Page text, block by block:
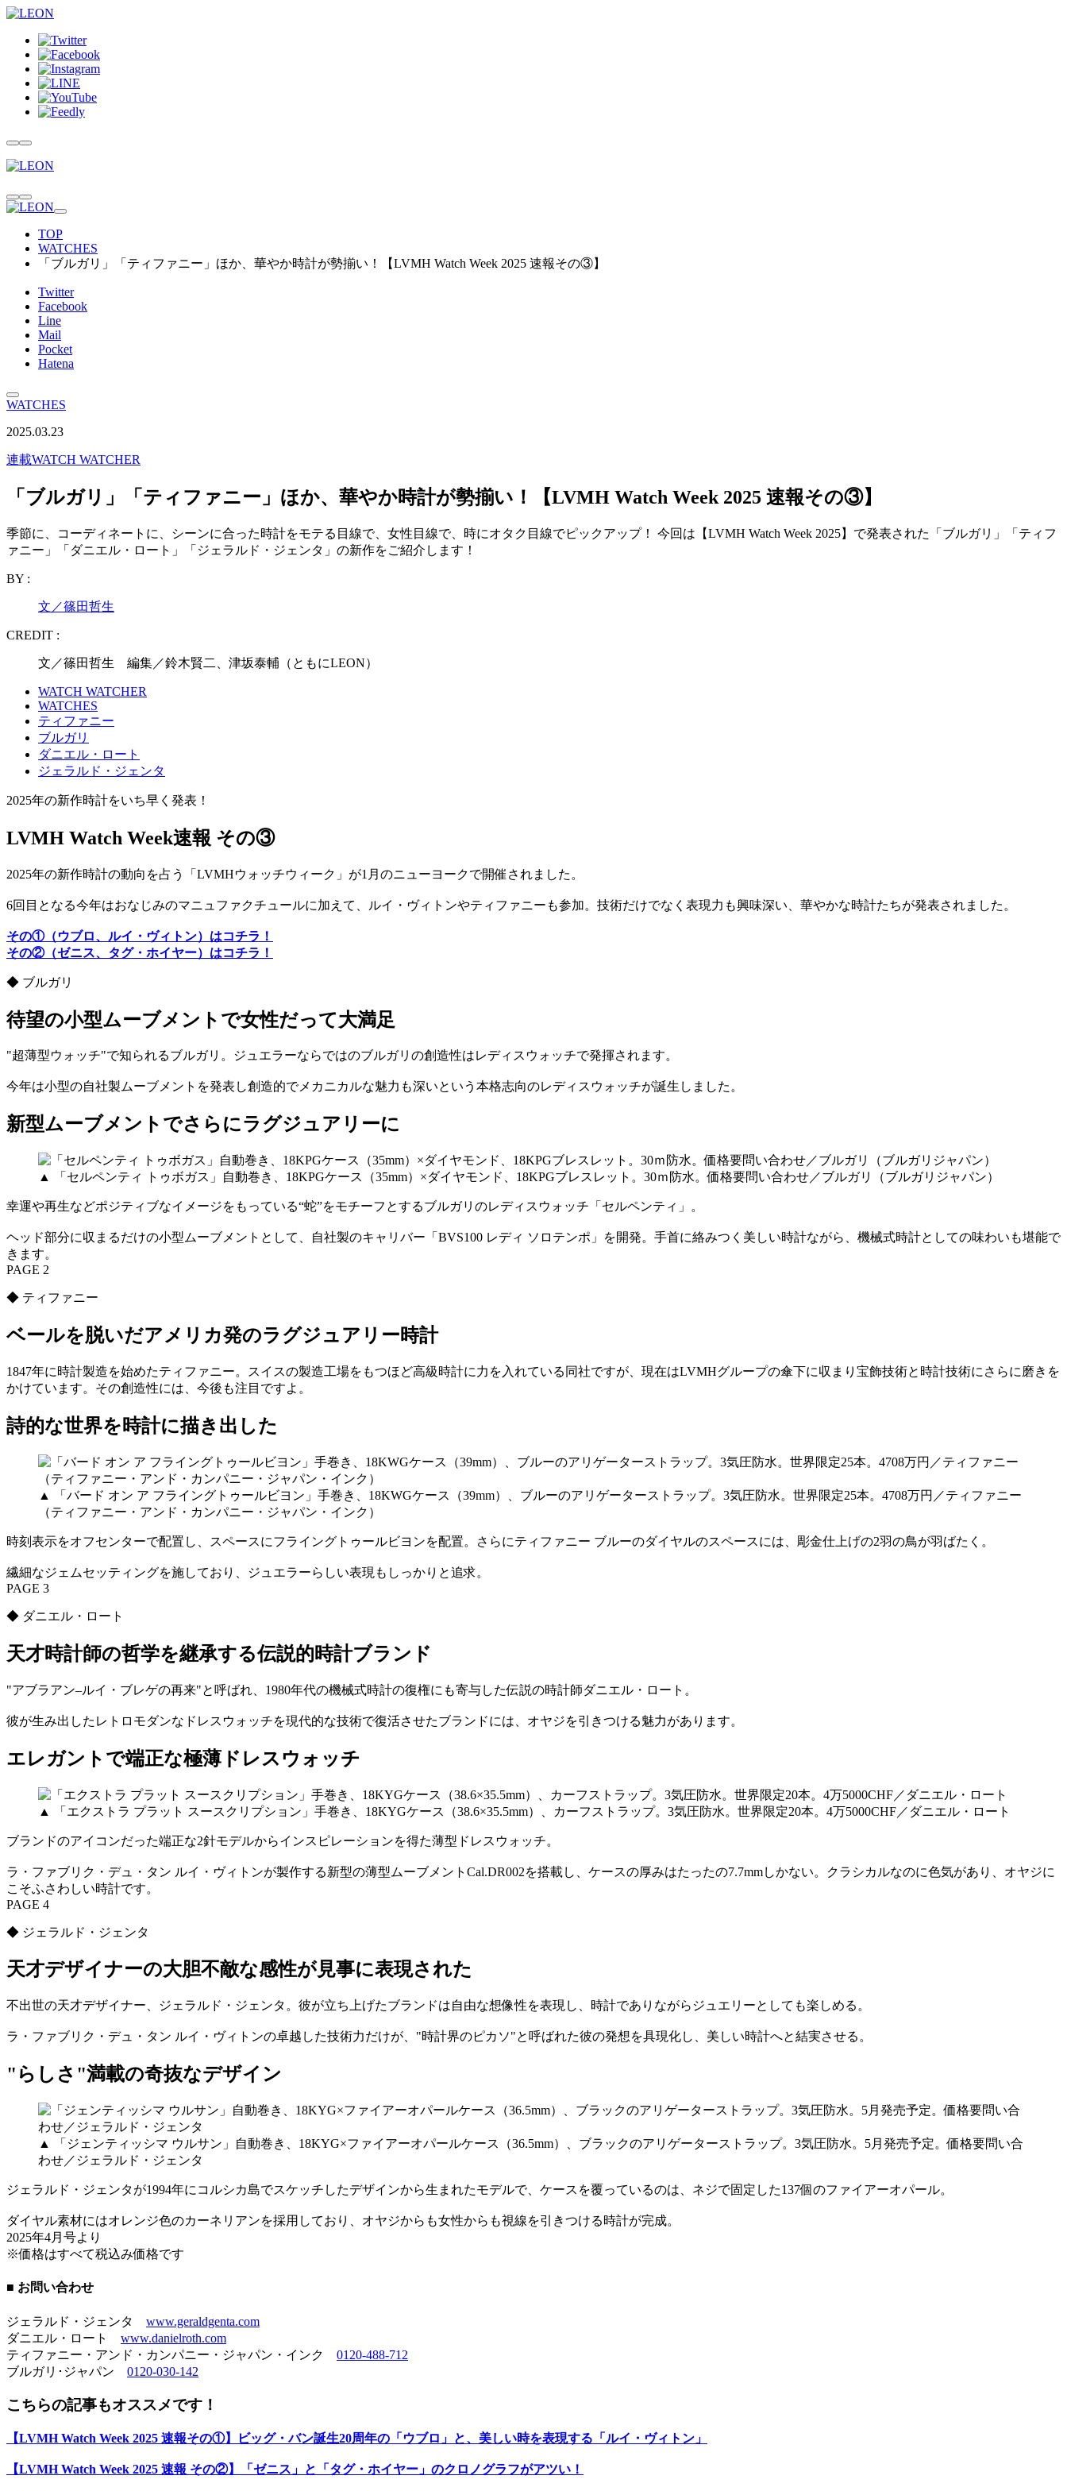
TOP
WATCHES
「ブルガリ」「ティファニー」ほか、華やか時計が勢揃い！【LVMH Watch Week 2025 速報その③】
Twitter
Facebook
Line
Mail
Pocket
Hatena
WATCHES
2025.03.23
連載WATCH WATCHER
「ブルガリ」「ティファニー」ほか、華やか時計が勢揃い！【LVMH Watch Week 2025 速報その③】
季節に、コーディネートに、シーンに合った時計をモテる目線で、女性目線で、時にオタク目線でピックアップ！ 今回は【LVMH Watch Week 2025】で発表された「ブルガリ」「ティフ
ァニー」「ダニエル・ロート」「ジェラルド・ジェンタ」の新作をご紹介します！
BY :
文／篠田哲生
CREDIT :
文／篠田哲生 編集／鈴木賢二、津坂泰輔（ともにLEON）
WATCH WATCHER
WATCHES
ティファニー
ブルガリ
ダニエル・ロート
ジェラルド・ジェンタ
2025年の新作時計をいち早く発表！
LVMH Watch Week速報 その③
2025年の新作時計の動向を占う「LVMHウォッチウィーク」が1月のニューヨークで開催されました。
6回目となる今年はおなじみのマニュファクチュールに加えて、ルイ・ヴィトンやティファニーも参加。技術だけでなく表現力も興味深い、華やかな時計たちが発表されました。
その①（ウブロ、ルイ・ヴィトン）はコチラ！
その②（ゼニス、タグ・ホイヤー）はコチラ！
◆ ブルガリ
待望の小型ムーブメントで女性だって大満足
"超薄型ウォッチ"で知られるブルガリ。ジュエラーならではのブルガリの創造性はレディスウォッチで発揮されます。
今年は小型の自社製ムーブメントを発表し創造的でメカニカルな魅力も深いという本格志向のレディスウォッチが誕生しました。
新型ムーブメントでさらにラグジュアリーに
▲ 「セルペンティ トゥボガス」自動巻き、18KPGケース（35mm）×ダイヤモンド、18KPGブレスレット。30ｍ防水。価格要問い合わせ／ブルガリ（ブルガリジャパン）
幸運や再生などポジティブなイメージをもっている“蛇”をモチーフとするブルガリのレディスウォッチ「セルペンティ」。
ヘッド部分に収まるだけの小型ムーブメントとして、自社製のキャリバー「BVS100 レディ ソロテンポ」を開発。手首に絡みつく美しい時計ながら、機械式時計としての味わいも堪能で
きます。
PAGE 2
◆ ティファニー
ベールを脱いだアメリカ発のラグジュアリー時計
1847年に時計製造を始めたティファニー。スイスの製造工場をもつほど高級時計に力を入れている同社ですが、現在はLVMHグループの傘下に収まり宝飾技術と時計技術にさらに磨きを
かけています。その創造性には、今後も注目ですよ。
詩的な世界を時計に描き出した
▲ 「バード オン ア フライングトゥールビヨン」手巻き、18KWGケース（39mm）、ブルーのアリゲーターストラップ。3気圧防水。世界限定25本。4708万円／ティファニー
（ティファニー・アンド・カンパニー・ジャパン・インク）
時刻表示をオフセンターで配置し、スペースにフライングトゥールビヨンを配置。さらにティファニー ブルーのダイヤルのスペースには、彫金仕上げの2羽の鳥が羽ばたく。
繊細なジェムセッティングを施しており、ジュエラーらしい表現もしっかりと追求。
PAGE 3
◆ ダニエル・ロート
天才時計師の哲学を継承する伝説的時計ブランド
"アブラアン–ルイ・ブレゲの再来"と呼ばれ、1980年代の機械式時計の復権にも寄与した伝説の時計師ダニエル・ロート。
彼が生み出したレトロモダンなドレスウォッチを現代的な技術で復活させたブランドには、オヤジを引きつける魅力があります。
エレガントで端正な極薄ドレスウォッチ
▲ 「エクストラ プラット スースクリプション」手巻き、18KYGケース（38.6×35.5mm）、カーフストラップ。3気圧防水。世界限定20本。4万5000CHF／ダニエル・ロート
ブランドのアイコンだった端正な2針モデルからインスピレーションを得た薄型ドレスウォッチ。
ラ・ファブリク・デュ・タン ルイ・ヴィトンが製作する新型の薄型ムーブメントCal.DR002を搭載し、ケースの厚みはたったの7.7mmしかない。クラシカルなのに色気があり、オヤジに
こそふさわしい時計です。
PAGE 4
◆ ジェラルド・ジェンタ
天才デザイナーの大胆不敵な感性が見事に表現された
不出世の天才デザイナー、ジェラルド・ジェンタ。彼が立ち上げたブランドは自由な想像性を表現し、時計でありながらジュエリーとしても楽しめる。
ラ・ファブリク・デュ・タン ルイ・ヴィトンの卓越した技術力だけが、"時計界のピカソ"と呼ばれた彼の発想を具現化し、美しい時計へと結実させる。
"らしさ"満載の奇抜なデザイン
▲ 「ジェンティッシマ ウルサン」自動巻き、18KYG×ファイアーオパールケース（36.5mm）、ブラックのアリゲーターストラップ。3気圧防水。5月発売予定。価格要問い合
わせ／ジェラルド・ジェンタ
ジェラルド・ジェンタが1994年にコルシカ島でスケッチしたデザインから生まれたモデルで、ケースを覆っているのは、ネジで固定した137個のファイアーオパール。
ダイヤル素材にはオレンジ色のカーネリアンを採用しており、オヤジからも女性からも視線を引きつける時計が完成。
2025年4月号より
※価格はすべて税込み価格です
■ お問い合わせ
ジェラルド・ジェンタ www.geraldgenta.com
ダニエル・ロート www.danielroth.com
ティファニー・アンド・カンパニー・ジャパン・インク 0120-488-712
ブルガリ･ジャパン 0120-030-142
こちらの記事もオススメです！
【LVMH Watch Week 2025 速報その①】ビッグ・バン誕生20周年の「ウブロ」と、美しい時を表現する「ルイ・ヴィトン」
【LVMH Watch Week 2025 速報 その②】「ゼニス」と「タグ・ホイヤー」のクロノグラフがアツい！